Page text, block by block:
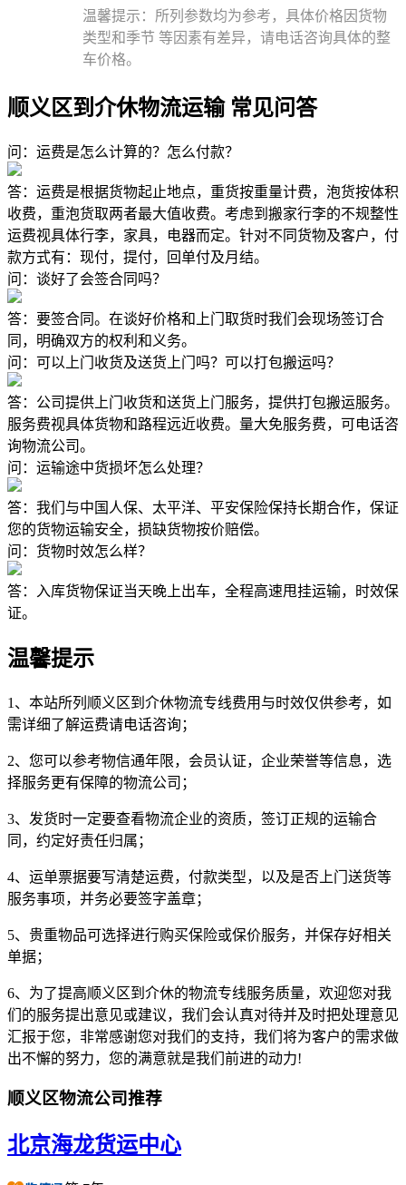
温馨提示：所列参数均为参考，具体价格因货物
类型和季节 等因素有差异，请电话咨询具体的整
车价格。
顺义区到介休物流运输 常见问答
问：运费是怎么计算的？怎么付款？
答：运费是根据货物起止地点，重货按重量计费，泡货按体积
收费，重泡货取两者最大值收费。考虑到搬家行李的不规整性
运费视具体行李，家具，电器而定。针对不同货物及客户，付
款方式有：现付，提付，回单付及月结。
问：谈好了会签合同吗？
答：要签合同。在谈好价格和上门取货时我们会现场签订合
同，明确双方的权利和义务。
问：可以上门收货及送货上门吗？可以打包搬运吗？
答：公司提供上门收货和送货上门服务，提供打包搬运服务。
服务费视具体货物和路程远近收费。量大免服务费，可电话咨
询物流公司。
问：运输途中货损坏怎么处理？
答：我们与中国人保、太平洋、平安保险保持长期合作，保证
您的货物运输安全，损缺货物按价赔偿。
问：货物时效怎么样？
答：入库货物保证当天晚上出车，全程高速甩挂运输，时效保
证。
温馨提示
1、本站所列顺义区到介休物流专线费用与时效仅供参考，如
需详细了解运费请电话咨询；
2、您可以参考物信通年限，会员认证，企业荣誉等信息，选
择服务更有保障的物流公司；
3、发货时一定要查看物流企业的资质，签订正规的运输合
同，约定好责任归属；
4、运单票据要写清楚运费，付款类型，以及是否上门送货等
服务事项，并务必要签字盖章；
5、贵重物品可选择进行购买保险或保价服务，并保存好相关
单据；
6、为了提高顺义区到介休的物流专线服务质量，欢迎您对我
们的服务提出意见或建议，我们会认真对待并及时把处理意见
汇报于您，非常感谢您对我们的支持，我们将为客户的需求做
出不懈的努力，您的满意就是我们前进的动力!
顺义区物流公司推荐
北京海龙货运中心